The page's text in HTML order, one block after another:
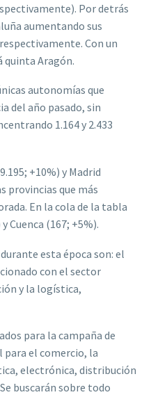
Por detrás
aumentando sus
Con un
quinta Aragón.
autonomías que
del año pasado, sin
1.164 y 2.433
+10%) y Madrid
provincias que más
En la cola de la tabla
Cuenca (167; +5%).
esta época son: el
con el sector
y la logística,
para la campaña de
para el comercio, la
electrónica, distribución
buscarán sobre todo